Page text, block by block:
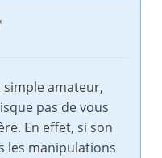
amateur,
pas de vous
En effet, si son
les manipulations